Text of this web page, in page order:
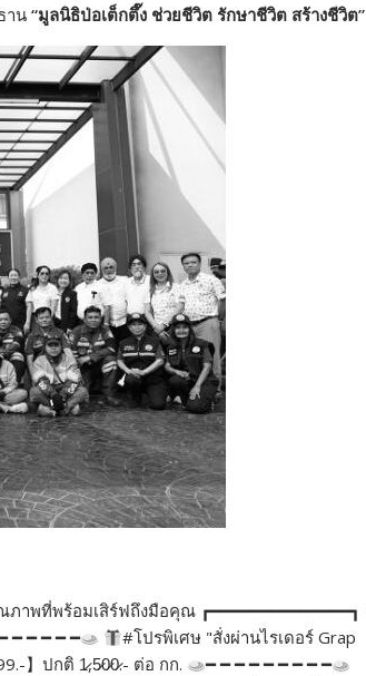
าน “มูลนิธิป่อเต็กตึ๊ง ช่วยชีวิต รักษาชีวิต สร้างชีวิต”
ภาพที่พร้อมเสิร์ฟถึงมือคุณ ┏━━━━━━━━━━━━━━┓
━ ━ ━ ━ ━
#โปรพิเศษ "สั่งผ่านไรเดอร์ Grap
】ปกติ 1̷,5̷0̷0̷.- ต่อ กก.
━ ━ ━ ━ ━ ━ ━ ━ ━